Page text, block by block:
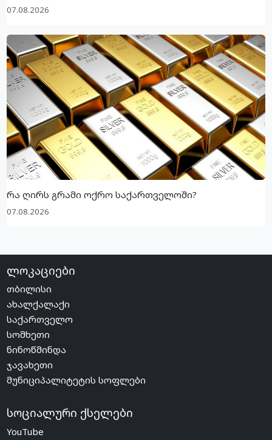
07.08.2026
რა ღირს გრამი ოქრო საქართველოში?
07.08.2026
ლოკაციები
თბილისი
ახალქალაქი
საქართველო
სომხეთი
ნინოწმინდა
ჯავახეთი
მუნიციპალიტეტის სოფლები
სოციალური ქსელები
YouTube